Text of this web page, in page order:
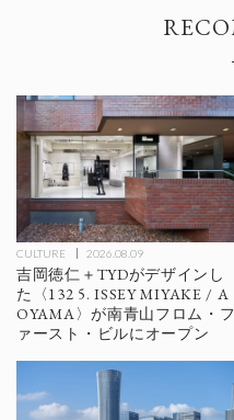
CULTURE 2026.08.09
吉岡徳仁＋TYDがデザインし
た〈132 5. ISSEY MIYAKE / A
OYAMA〉が南青山フロム・フ
ァースト・ビルにオープン